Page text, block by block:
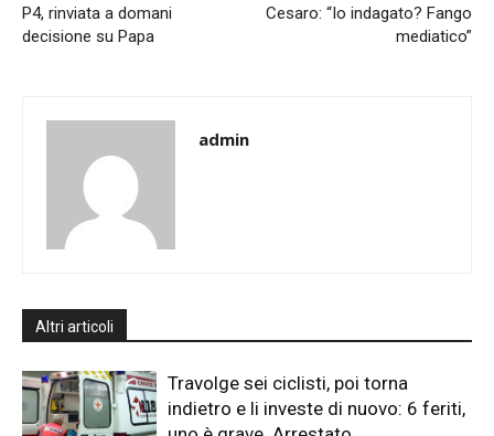
P4, rinviata a domani
decisione su Papa
Cesaro: “Io indagato? Fango
mediatico”
admin
Altri articoli
Travolge sei ciclisti, poi torna
indietro e li investe di nuovo: 6 feriti,